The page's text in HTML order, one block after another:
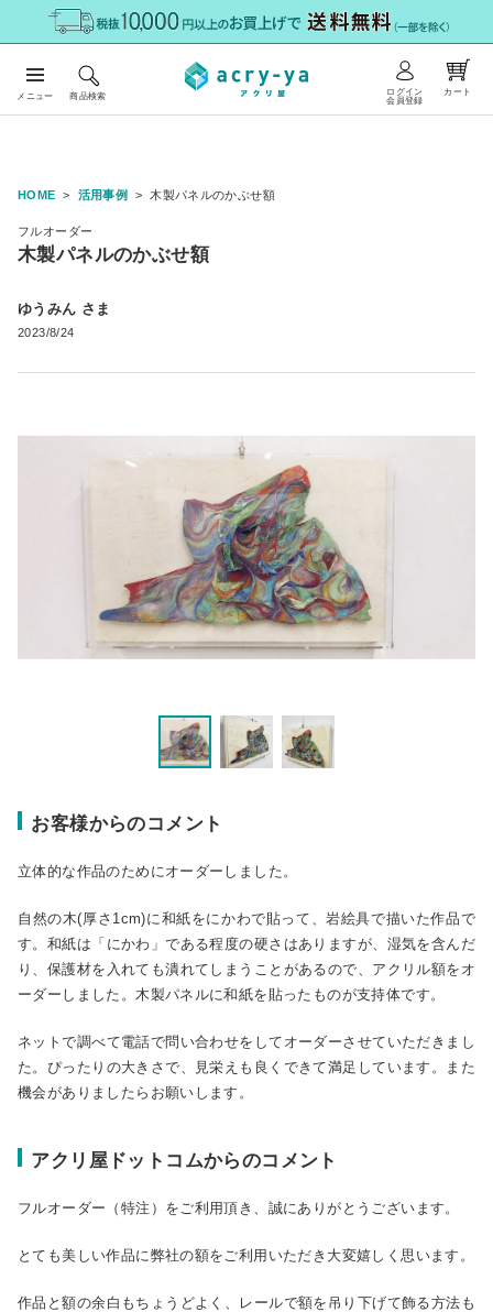
メニュー 商品検索
ログイン
会員登録
カート
HOME 活用事例 木製パネルのかぶせ額
フルオーダー
木製パネルのかぶせ額
ゆうみん さま
2023/8/24
お客様からのコメント
立体的な作品のためにオーダーしました。
自然の木(厚さ1cm)に和紙をにかわで貼って、岩絵具で描いた作品で
す。和紙は「にかわ」である程度の硬さはありますが、湿気を含んだ
り、保護材を入れても潰れてしまうことがあるので、アクリル額をオ
ーダーしました。木製パネルに和紙を貼ったものが支持体です。
ネットで調べて電話で問い合わせをしてオーダーさせていただきまし
た。ぴったりの大きさで、見栄えも良くできて満足しています。また
機会がありましたらお願いします。
アクリ屋ドットコムからのコメント
フルオーダー（特注）をご利用頂き、誠にありがとうございます。
とても美しい作品に弊社の額をご利用いただき大変嬉しく思います。
作品と額の余白もちょうどよく、レールで額を吊り下げて飾る方法も